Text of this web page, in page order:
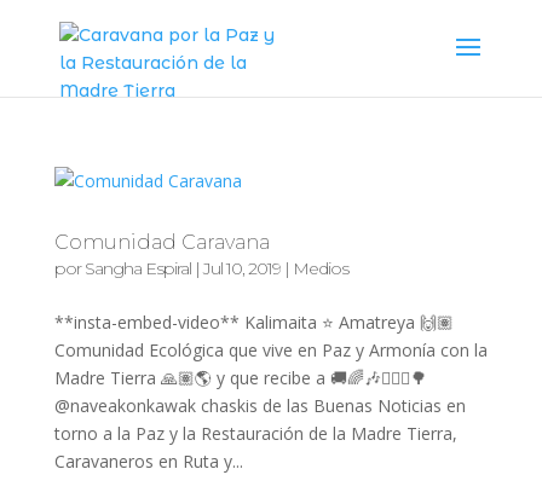
Comunidad Caravana
porSangha Espiral|Jul 10, 2019| Medios
**insta-embed-video** Kalimaita ⭐️ Amatreya 🙌🏽
Comunidad Ecológica que vive en Paz y Armonía con la
Madre Tierra 🙏🏽🌎 y que recibe a 🚚🌈🎶🧘🏻‍♀️🌳
@naveakonkawak chaskis de las Buenas Noticias en
torno a la Paz y la Restauración de la Madre Tierra,
Caravaneros en Ruta y...